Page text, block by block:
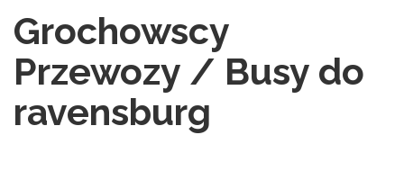
Grochowscy
Przewozy / Busy do
ravensburg